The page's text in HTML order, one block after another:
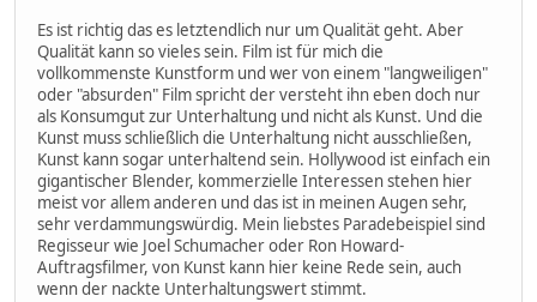
Es ist richtig das es letztendlich nur um Qualität geht. Aber
Qualität kann so vieles sein. Film ist für mich die
vollkommenste Kunstform und wer von einem "langweiligen"
oder "absurden" Film spricht der versteht ihn eben doch nur
als Konsumgut zur Unterhaltung und nicht als Kunst. Und die
Kunst muss schließlich die Unterhaltung nicht ausschließen,
Kunst kann sogar unterhaltend sein. Hollywood ist einfach ein
gigantischer Blender, kommerzielle Interessen stehen hier
meist vor allem anderen und das ist in meinen Augen sehr,
sehr verdammungswürdig. Mein liebstes Paradebeispiel sind
Regisseur wie Joel Schumacher oder Ron Howard-
Auftragsfilmer, von Kunst kann hier keine Rede sein, auch
wenn der nackte Unterhaltungswert stimmt.